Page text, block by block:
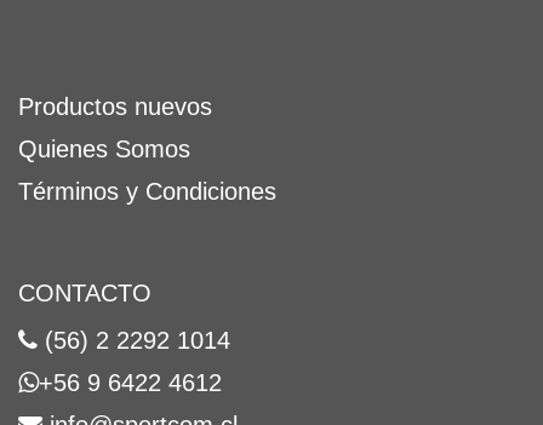
Productos nuevos
Quienes Somos
Términos y Condiciones
CONTACTO
(56) 2 2292 1014
+56 9 6422 4612